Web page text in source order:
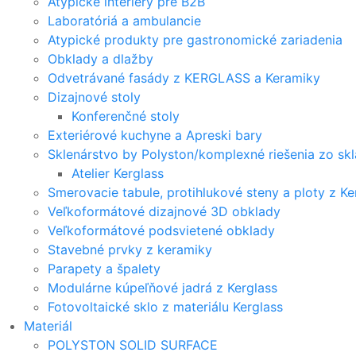
Laboratóriá a ambulancie
Atypické produkty pre gastronomické zariadenia
Obklady a dlažby
Odvetrávané fasády z KERGLASS a Keramiky
Dizajnové stoly
Konferenčné stoly
Exteriérové kuchyne a Apreski bary
Sklenárstvo by Polyston/komplexné riešenia zo
Atelier Kerglass
Smerovacie tabule, protihlukové steny a ploty z
Veľkoformátové dizajnové 3D obklady
Veľkoformátové podsvietené obklady
Stavebné prvky z keramiky
Parapety a špalety
Modulárne kúpeľňové jadrá z Kerglass
Fotovoltaické sklo z materiálu Kerglass
Materiál
POLYSTON SOLID SURFACE